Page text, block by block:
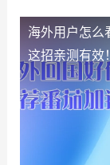
海外用户怎么
这招亲测有效！